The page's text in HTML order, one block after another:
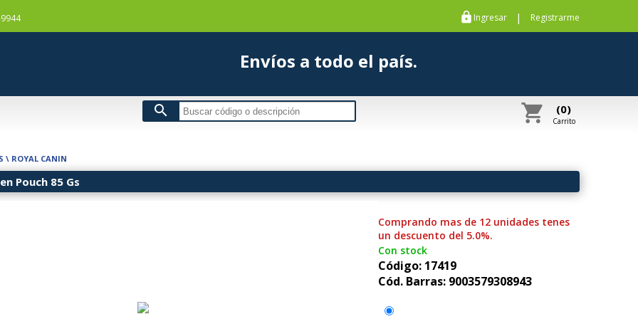
https Ingresar | Registrarme
Envíos a todo el país.
search shopping_cart (0)
Carrito
\ ROYAL CANIN
Pouch 85 Gs
Comprando mas de 12 unidades tenes
un descuento del 5.0%.
Con stock
Código: 17419
Cód. Barras: 9003579308943